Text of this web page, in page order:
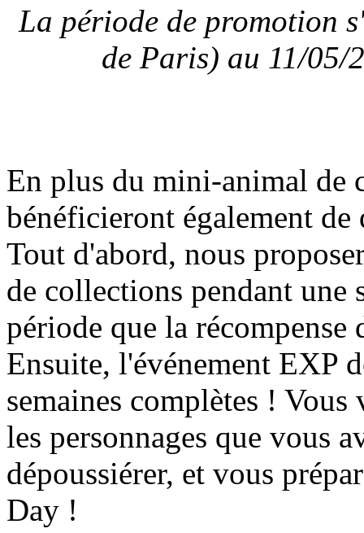
La période de promotion
de Paris) au 11/05/
En plus du mini-animal de
bénéficieront également de
Tout d'abord, nous
de collections pendant une
période que la
Ensuite, l'événement EXP
semaines complètes !
les personnages que vous
dépoussiérer, et vous
Day !